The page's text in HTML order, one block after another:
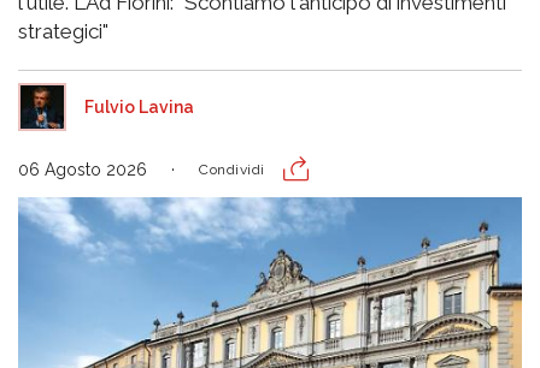
strategici"
Fulvio Lavina
06 Agosto 2026 Condividi